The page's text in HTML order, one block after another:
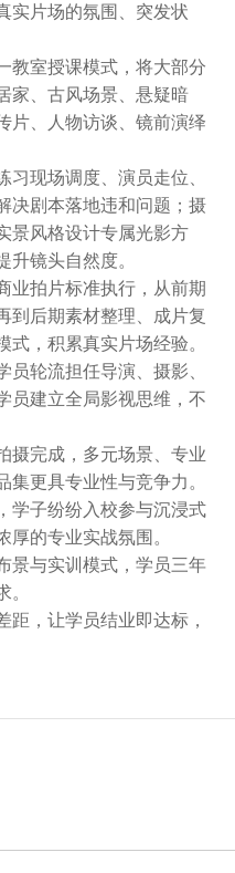
实片场的氛围、突发状
教室授课模式，将大部分
家、古风场景、悬疑暗
片、人物访谈、镜前演绎
现场调度、演员走位、
决剧本落地违和问题；摄
景风格设计专属光影方
镜头自然度。
业拍片标准执行，从前期
到后期素材整理、成片复
，积累真实片场经验。
轮流担任导演、摄影、
员建立全局影视思维，不
摄完成，多元场景、专业
更具专业性与竞争力。
学子纷纷入校参与沉浸式
的专业实战氛围。
景与实训模式，学员三年
。
，让学员结业即达标，